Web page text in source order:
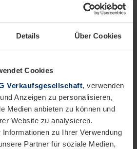
Details Über Cookies
Cookies
Verkaufsgesellschaft, verwenden
Anzeigen zu personalisieren,
Medien anbieten zu können und
Website zu analysieren.
zu Ihrer Verwendung
Partner für soziale Medien,
Fachrichtung
mit Simatic Hardware S7 sowie
und TIA Softwar
und Einfühlungsvermögen
und strukturierte Arbeitsweise sowie
Flexibilität und Loyalität
unseren Werten Respekt,